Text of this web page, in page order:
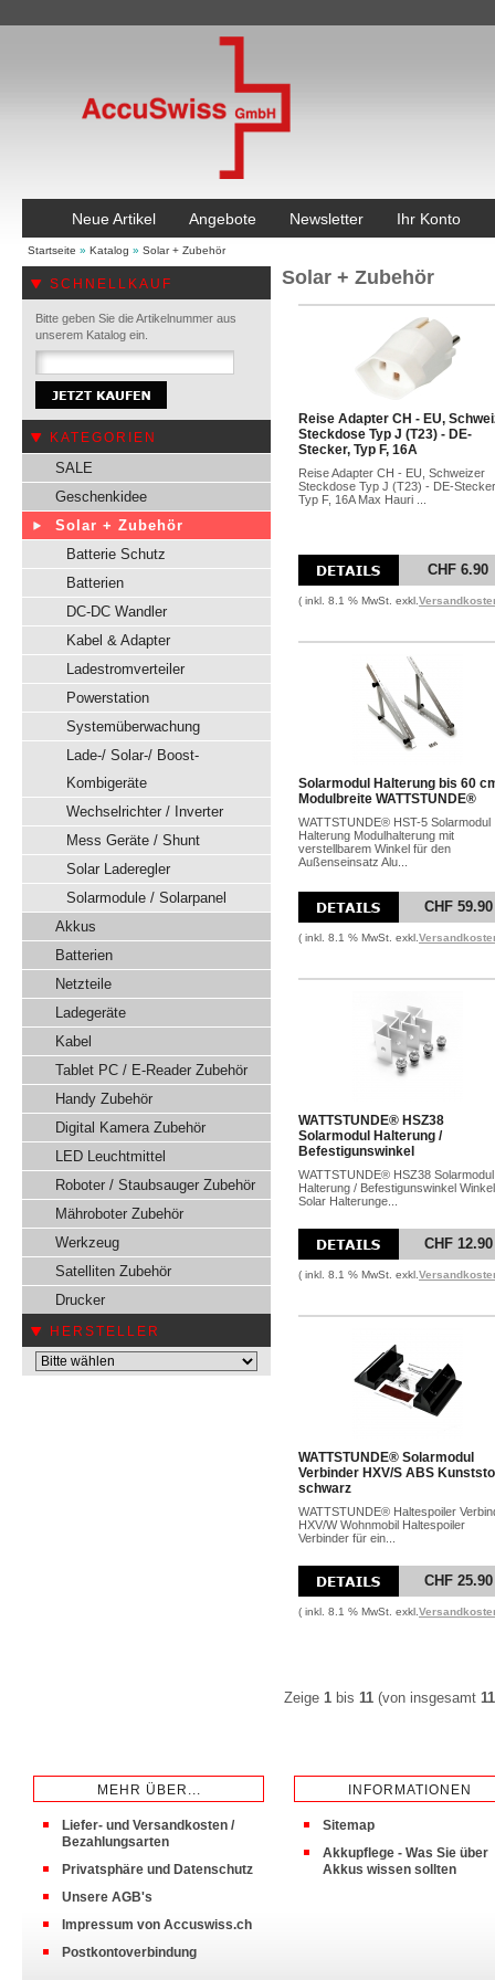
Neue Artikel Angebote Newsletter Ihr Konto
Startseite » Katalog » Solar + Zubehör
SCHNELLKAUF
Bitte geben Sie die Artikelnummer aus
unserem Katalog ein.
KATEGORIEN
SALE
Geschenkidee
Solar + Zubehör
Batterie Schutz
Batterien
DC-DC Wandler
Kabel & Adapter
Ladestromverteiler
Powerstation
Systemüberwachung
Lade-/ Solar-/ Boost-
Kombigeräte
Wechselrichter / Inverter
Mess Geräte / Shunt
Solar Laderegler
Solarmodule / Solarpanel
Akkus
Batterien
Netzteile
Ladegeräte
Kabel
Tablet PC / E-Reader Zubehör
Handy Zubehör
Digital Kamera Zubehör
LED Leuchtmittel
Roboter / Staubsauger Zubehör
Mähroboter Zubehör
Werkzeug
Satelliten Zubehör
Drucker
HERSTELLER
Solar + Zubehör
Reise Adapter CH - EU,
Steckdose Typ J (T23) - DE-
Stecker, Typ F, 16A
Reise Adapter CH - EU, Schweizer
Steckdose Typ J (T23) - DE-
Typ F, 16A Max Hauri ...
CHF 6.90
( inkl. 8.1 % MwSt. exkl.
Solarmodul Halterung bis 60
Modulbreite WATTSTUNDE®
WATTSTUNDE® HST-5 Solarmodul
Halterung Modulhalterung mit
verstellbarem Winkel für den
Außenseinsatz Alu...
CHF 59.90
( inkl. 8.1 % MwSt. exkl.
WATTSTUNDE® HSZ38
Solarmodul Halterung /
Befestigunswinkel
WATTSTUNDE® HSZ38 Solarmodul
Halterung / Befestigunswinkel Winkel
Solar Halterunge...
CHF 12.90
( inkl. 8.1 % MwSt. exkl.
WATTSTUNDE® Solarmodul
Verbinder HXV/S ABS
schwarz
WATTSTUNDE® Haltespoiler
HXV/W Wohnmobil Haltespoiler
Verbinder für ein...
CHF 25.90
( inkl. 8.1 % MwSt. exkl.
Zeige 1 bis 11 (von insgesamt 11
MEHR ÜBER...
Liefer- und Versandkosten /
Bezahlungsarten
Privatsphäre und Datenschutz
Unsere AGB's
Impressum von Accuswiss.ch
Postkontoverbindung
INFORMATIONEN
Sitemap
Akkupflege - Was Sie über
Akkus wissen sollten